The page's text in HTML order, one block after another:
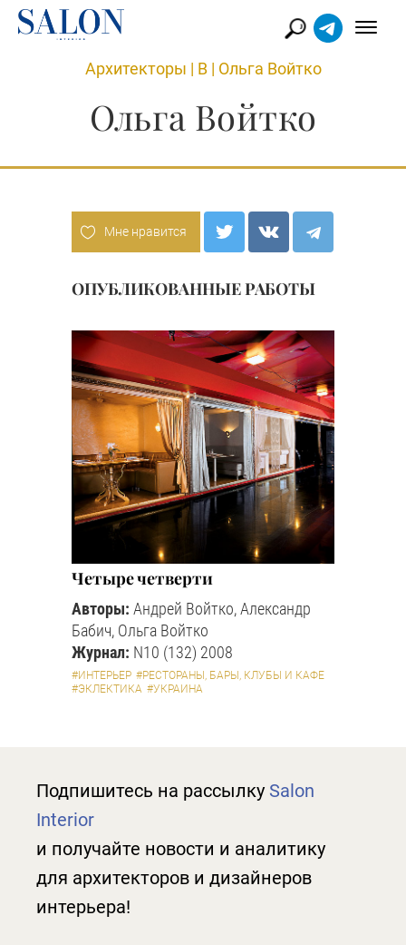
Архитекторы | В | Ольга Войтко
Ольга Войтко
Мне нравится
ОПУБЛИКОВАННЫЕ РАБОТЫ
Четыре четверти
Авторы: Андрей Войтко, Александр
Бабич, Ольга Войтко
Журнал: N10 (132) 2008
#ИНТЕРЬЕР #РЕСТОРАНЫ, БАРЫ, КЛУБЫ И КАФЕ
#ЭКЛЕКТИКА #УКРАИНА
Подпишитесь на рассылку Salon
Interior
и получайте новости и аналитику
для архитекторов и дизайнеров
интерьера!